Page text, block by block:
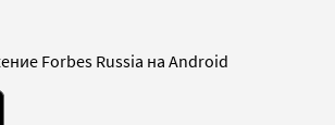
Forbes Russia на Android